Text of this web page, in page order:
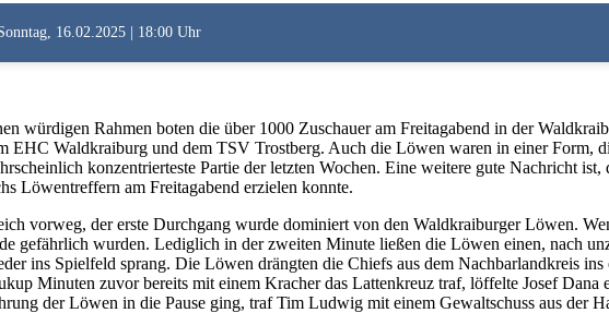
16.02.2025 | 18:00 Uhr
würdigen Rahmen boten die über 1000 Zuschauer am Freitagabend in der
EHC Waldkraiburg und dem TSV Trostberg. Auch die Löwen waren in einer Form,
konzentrierteste Partie der letzten Wochen. Eine weitere gute Nachricht
Löwentreffern am Freitagabend erzielen konnte.
vorweg, der erste Durchgang wurde dominiert von den Waldkraiburger Löwen.
gefährlich wurden. Lediglich in der zweiten Minute ließen die Löwen einen, nach
ins Spielfeld sprang. Die Löwen drängten die Chiefs aus dem Nachbarlandkreis
Minuten zuvor bereits mit einem Kracher das Lattenkreuz traf, löffelte Josef
der Löwen in die Pause ging, traf Tim Ludwig mit einem Gewaltschuss aus der